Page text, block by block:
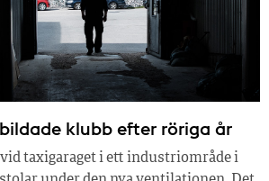
klubb efter röriga år
taxigaraget i ett industriområde i